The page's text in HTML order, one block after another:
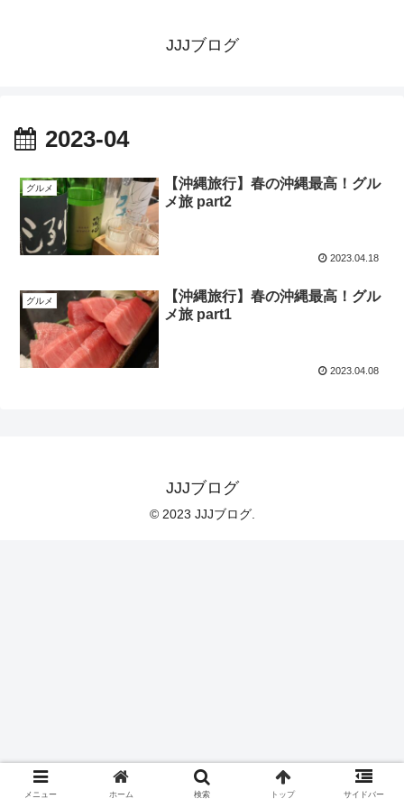
JJJブログ
2023-04
グルメ
【沖縄旅行】春の沖縄最高！グル
メ旅 part2
2023.04.18
グルメ
【沖縄旅行】春の沖縄最高！グル
メ旅 part1
2023.04.08
JJJブログ
© 2023 JJJブログ.
メニュー ホーム 検索 トップ サイドバー